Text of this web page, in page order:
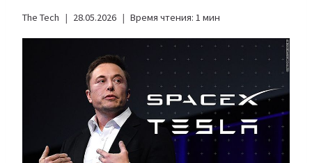
The Tech 28.05.2026 Время чтения: 1 мин